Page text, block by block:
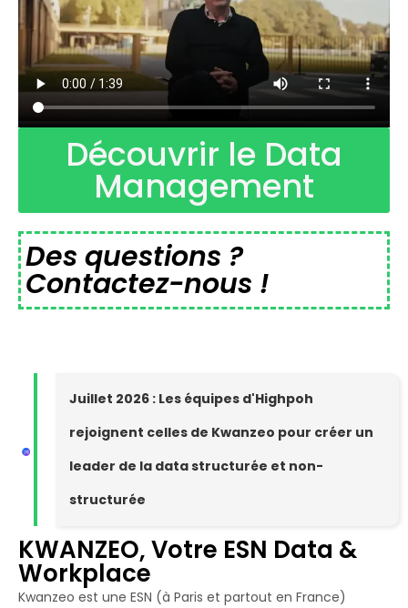
Découvrir le Data
Management
Des questions ?
Contactez-nous !
Juillet 2026 : Les équipes d'Highpoh
rejoignent celles de Kwanzeo pour créer un
leader de la data structurée et non-
structurée
KWANZEO, Votre ESN Data &
Workplace
Kwanzeo est une ESN (à Paris et partout en France)